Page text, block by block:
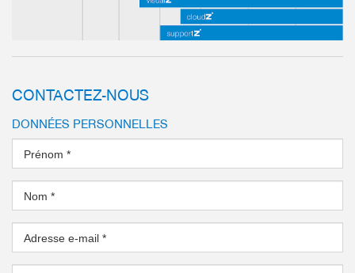
CONTACTEZ-NOUS
DONNÉES PERSONNELLES
Prénom *
Nom *
Adresse e-mail *